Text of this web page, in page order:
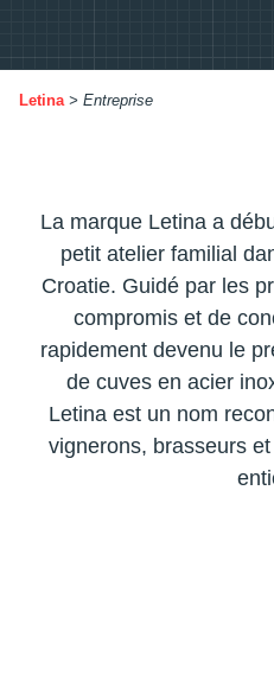
Letina> Entreprise
La marque Letina a
petit atelier familial
Croatie. Guidé par les
compromis et de
rapidement devenu le
de cuves en acier
Letina est un nom
vignerons, brasseurs